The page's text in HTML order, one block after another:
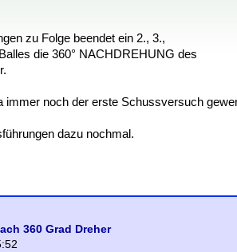
zu Folge beendet ein 2., 3.,
die 360° NACHDREHUNG des
immer noch der erste Schussversuch
dazu nochmal.
360 Grad Dreher